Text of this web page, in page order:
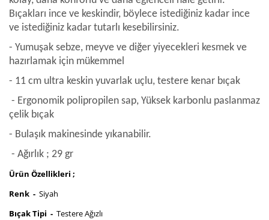
Bıçakları ince ve keskindir, böylece istediğiniz kadar ince
ve istediğiniz kadar tutarlı kesebilirsiniz.
- Yumuşak sebze, meyve ve diğer yiyecekleri kesmek ve
hazırlamak için mükemmel
- 11 cm ultra keskin yuvarlak uçlu, testere kenar bıçak
- Ergonomik polipropilen sap, Yüksek karbonlu paslanmaz
çelik bıçak
- Bulaşık makinesinde yıkanabilir.
- Ağırlık ; 29 gr
Ürün Özellikleri ;
Renk - Siyah
Bıçak Tipi - Testere Ağızlı